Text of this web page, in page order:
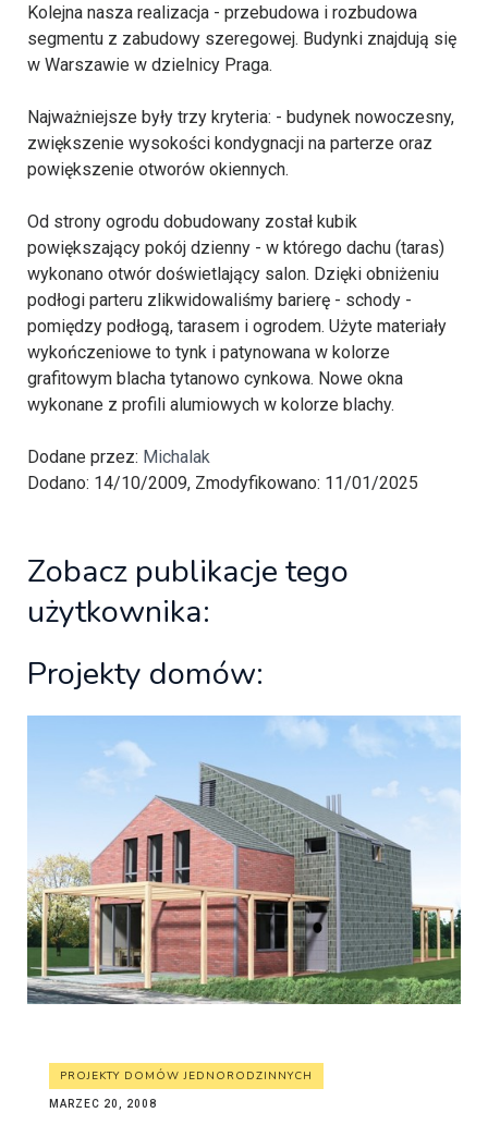
Kolejna nasza realizacja - przebudowa i rozbudowa
segmentu z zabudowy szeregowej. Budynki znajdują się
w Warszawie w dzielnicy Praga.
Najważniejsze były trzy kryteria: - budynek nowoczesny,
zwiększenie wysokości kondygnacji na parterze oraz
powiększenie otworów okiennych.
Od strony ogrodu dobudowany został kubik
powiększający pokój dzienny - w którego dachu (taras)
wykonano otwór doświetlający salon. Dzięki obniżeniu
podłogi parteru zlikwidowaliśmy barierę - schody -
pomiędzy podłogą, tarasem i ogrodem. Użyte materiały
wykończeniowe to tynk i patynowana w kolorze
grafitowym blacha tytanowo cynkowa. Nowe okna
wykonane z profili alumiowych w kolorze blachy.
Dodane przez: Michalak
Dodano: 14/10/2009, Zmodyfikowano: 11/01/2025
Zobacz publikacje tego
użytkownika:
Projekty domów:
PROJEKTY DOMÓW JEDNORODZINNYCH
MARZEC 20, 2008